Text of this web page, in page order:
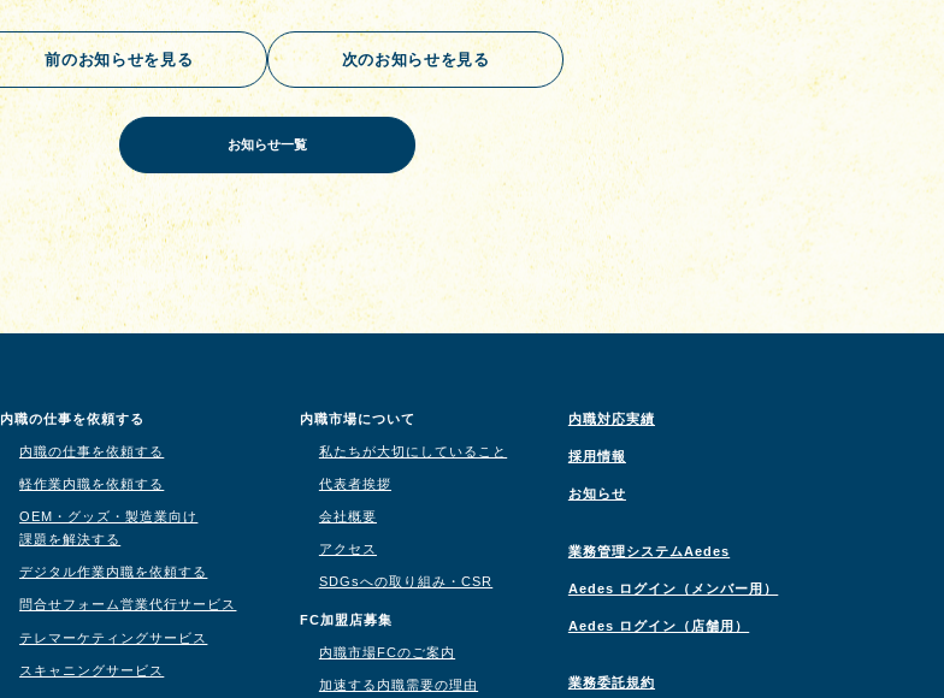
前のお知らせを見る 次のお知らせを見る
お知らせ一覧
内職の仕事を依頼する
内職の仕事を依頼する
軽作業内職を依頼する
OEM・グッズ・製造業向け
課題を解決する
デジタル作業内職を依頼する
問合せフォーム営業代行サービス
テレマーケティングサービス
スキャニングサービス
内職市場について
私たちが大切にしていること
代表者挨拶
会社概要
アクセス
SDGsへの取り組み・CSR
FC加盟店募集
内職市場FCのご案内
加速する内職需要の理由
内職対応実績
採用情報
お知らせ
業務管理システムAedes
Aedes ログイン（メンバー用）
Aedes ログイン（店舗用）
業務委託規約